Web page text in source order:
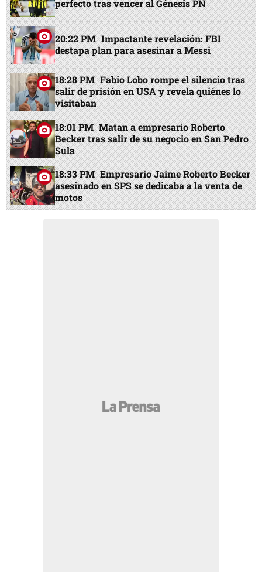
perfecto tras vencer al Génesis PN
20:22 PM Impactante revelación: FBI
destapa plan para asesinar a Messi
18:28 PM Fabio Lobo rompe el silencio tras
salir de prisión en USA y revela quiénes lo
visitaban
18:01 PM Matan a empresario Roberto
Becker tras salir de su negocio en San Pedro
Sula
18:33 PM Empresario Jaime Roberto Becker
asesinado en SPS se dedicaba a la venta de
motos